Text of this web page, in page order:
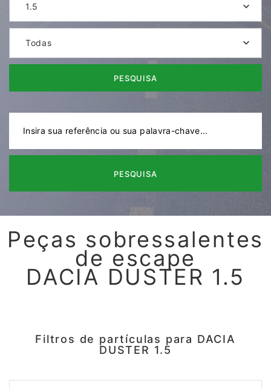
1.5
Todas
PESQUISA
PESQUISA
Peças sobressalentes
de escape
DACIA DUSTER 1.5
Filtros de partículas para DACIA
DUSTER 1.5